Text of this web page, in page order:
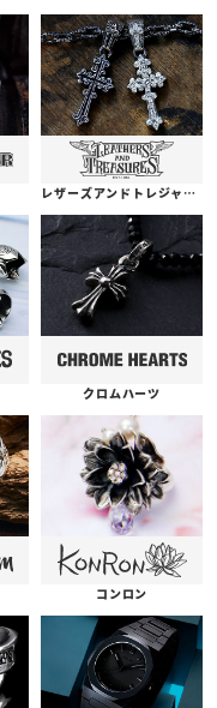
レザーズアンドトレジャーズ
クロムハーツ
コンロン